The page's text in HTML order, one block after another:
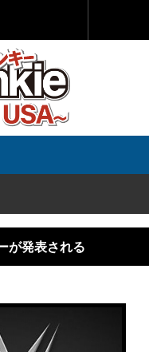
が発表される